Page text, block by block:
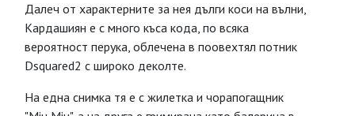
Далеч от характерните за нея дълги коси на вълни,
Кардашиян е с много къса кода, по всяка
вероятност перука, облечена в поовехтял потник
Dsquared2 с широко деколте.
На една снимка тя е с жилетка и чорапогащник